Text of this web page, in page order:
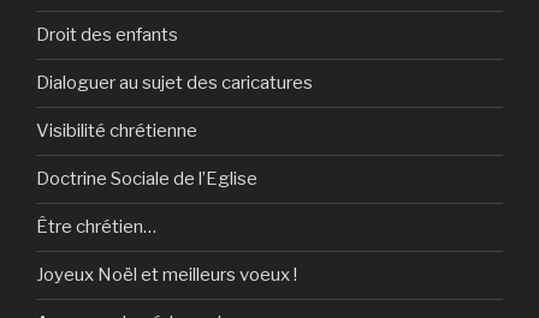
Droit des enfants
Dialoguer au sujet des caricatures
Visibilité chrétienne
Doctrine Sociale de l’Eglise
Être chrétien…
Joyeux Noël et meilleurs voeux !